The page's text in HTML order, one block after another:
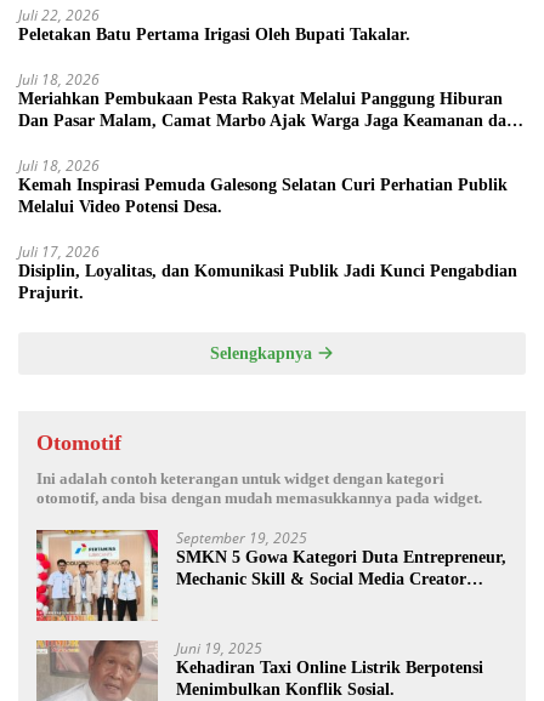
Juli 22, 2026
Peletakan Batu Pertama Irigasi Oleh Bupati Takalar.
Juli 18, 2026
Meriahkan Pembukaan Pesta Rakyat Melalui Panggung Hiburan
Dan Pasar Malam, Camat Marbo Ajak Warga Jaga Keamanan dan
Juli 18, 2026
Kemah Inspirasi Pemuda Galesong Selatan Curi Perhatian Publik
Melalui Video Potensi Desa.
Juli 17, 2026
Disiplin, Loyalitas, dan Komunikasi Publik Jadi Kunci Pengabdian
Prajurit.
Selengkapnya
Otomotif
Ini adalah contoh keterangan untuk widget dengan kategori
otomotif, anda bisa dengan mudah memasukkannya pada widget.
September 19, 2025
SMKN 5 Gowa Kategori Duta Entrepreneur,
Mechanic Skill & Social Media Creator
Juni 19, 2025
Kehadiran Taxi Online Listrik Berpotensi
Menimbulkan Konflik Sosial.